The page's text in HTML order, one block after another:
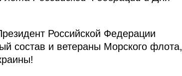
Российской Федерации
состав и ветераны Морского флота,